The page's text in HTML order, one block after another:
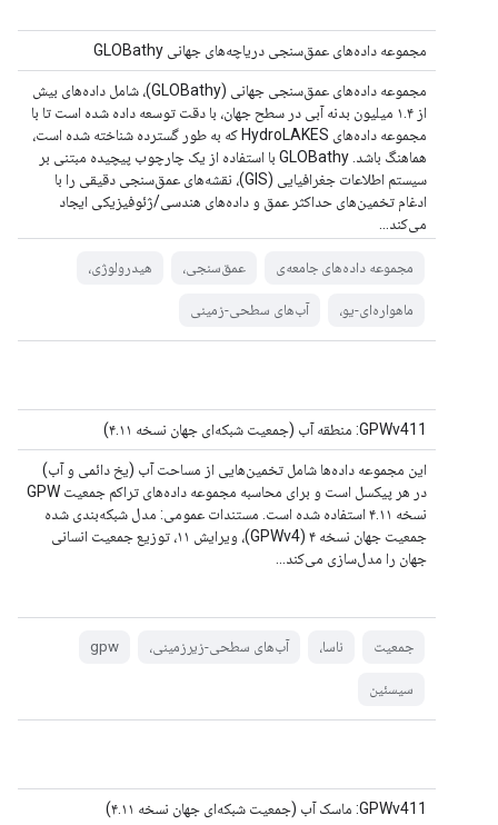
مجموعه داده‌های عمق‌سنجی دریاچه‌های جهانی GLOBathy
مجموعه داده‌های عمق‌سنجی جهانی (GLOBathy)، شامل داده‌های بیش
از ۱.۴ میلیون بدنه آبی در سطح جهان، با دقت توسعه داده شده است تا با
مجموعه داده‌های HydroLAKES که به طور گسترده شناخته شده است،
هماهنگ باشد. GLOBathy با استفاده از یک چارچوب پیچیده مبتنی بر
سیستم اطلاعات جغرافیایی (GIS)، نقشه‌های عمق‌سنجی دقیقی را با
ادغام تخمین‌های حداکثر عمق و داده‌های هندسی/ژئوفیزیکی ایجاد
می‌کند...
مجموعه داده‌های جامعه‌ی عمق‌سنجی، هیدرولوژی،
ماهواره‌ای-یو، آب‌های سطحی-زمینی
GPWv411: منطقه آب (جمعیت شبکه‌ای جهان نسخه ۴.۱۱)
این مجموعه داده‌ها شامل تخمین‌هایی از مساحت آب (یخ دائمی و آب)
در هر پیکسل است و برای محاسبه مجموعه داده‌های تراکم جمعیت GPW
نسخه ۴.۱۱ استفاده شده است. مستندات عمومی: مدل شبکه‌بندی شده
جمعیت جهان نسخه ۴ (GPWv4)، ویرایش ۱۱، توزیع جمعیت انسانی
جهان را مدل‌سازی می‌کند...
جمعیت ناسا، آب‌های سطحی-زیرزمینی، gpw
سیسئین
GPWv411: ماسک آب (جمعیت شبکه‌ای جهان نسخه ۴.۱۱)